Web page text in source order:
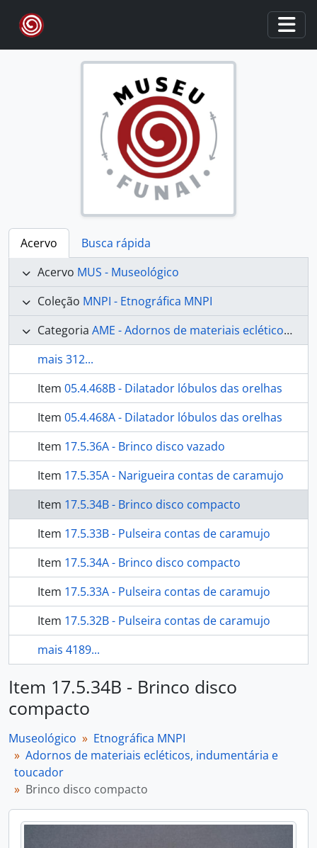
Skip to main content
Acervo
Busca rápida
Acervo MUS - Museológico
Coleção MNPI - Etnográfica MNPI
Categoria AME - Adornos de materiais ecléticos, indumentária e toucador
mais 312...
Item 05.4.468B - Dilatador lóbulos das orelhas
Item 05.4.468A - Dilatador lóbulos das orelhas
Item 17.5.36A - Brinco disco vazado
Item 17.5.35A - Narigueira contas de caramujo
Item 17.5.34B - Brinco disco compacto
Item 17.5.33B - Pulseira contas de caramujo
Item 17.5.34A - Brinco disco compacto
Item 17.5.33A - Pulseira contas de caramujo
Item 17.5.32B - Pulseira contas de caramujo
mais 4189...
Item 17.5.34B - Brinco disco
compacto
Museológico
Etnográfica MNPI
Adornos de materiais ecléticos, indumentária e
toucador
Brinco disco compacto